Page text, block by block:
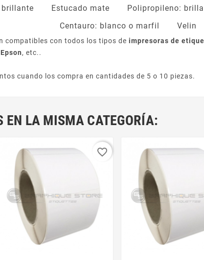
Estucado mate Polipropileno:
Centauro: blanco o marfil
Velin
compatibles con todos los tipos de impresoras de
Epson, etc..
cuando los compra en cantidades de 5 o 10 piezas.
EN LA MISMA CATEGORÍA:
favorite_border